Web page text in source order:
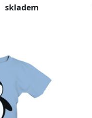
skladem